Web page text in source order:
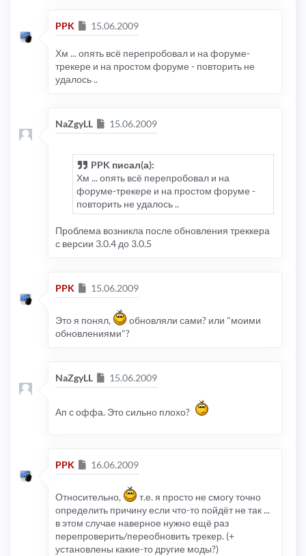
PPK Сообщение
15.06.2009
Хм ... опять всё перепробовал и на форуме-
трекере и на простом форуме - повторить не
удалось ..
NaZgyLL Сообщение
15.06.2009
PPK писал(а):
Хм ... опять всё перепробовал и на
форуме-трекере и на простом форуме -
повторить не удалось ..
Проблема возникла после обновления треккера
с версии 3.0.4 до 3.0.5
PPK Сообщение
15.06.2009
Это я понял,
обновляли сами? или "моими
обновлениями"?
NaZgyLL Сообщение
15.06.2009
Ап с оффа. Это сильно плохо?
PPK Сообщение
16.06.2009
Относительно,
т.е. я просто не смогу точно
определить причину если что-то пойдёт не так ...
в этом случае наверное нужно ещё раз
перепроверить/переобновить трекер. (+
установлены какие-то другие моды?)